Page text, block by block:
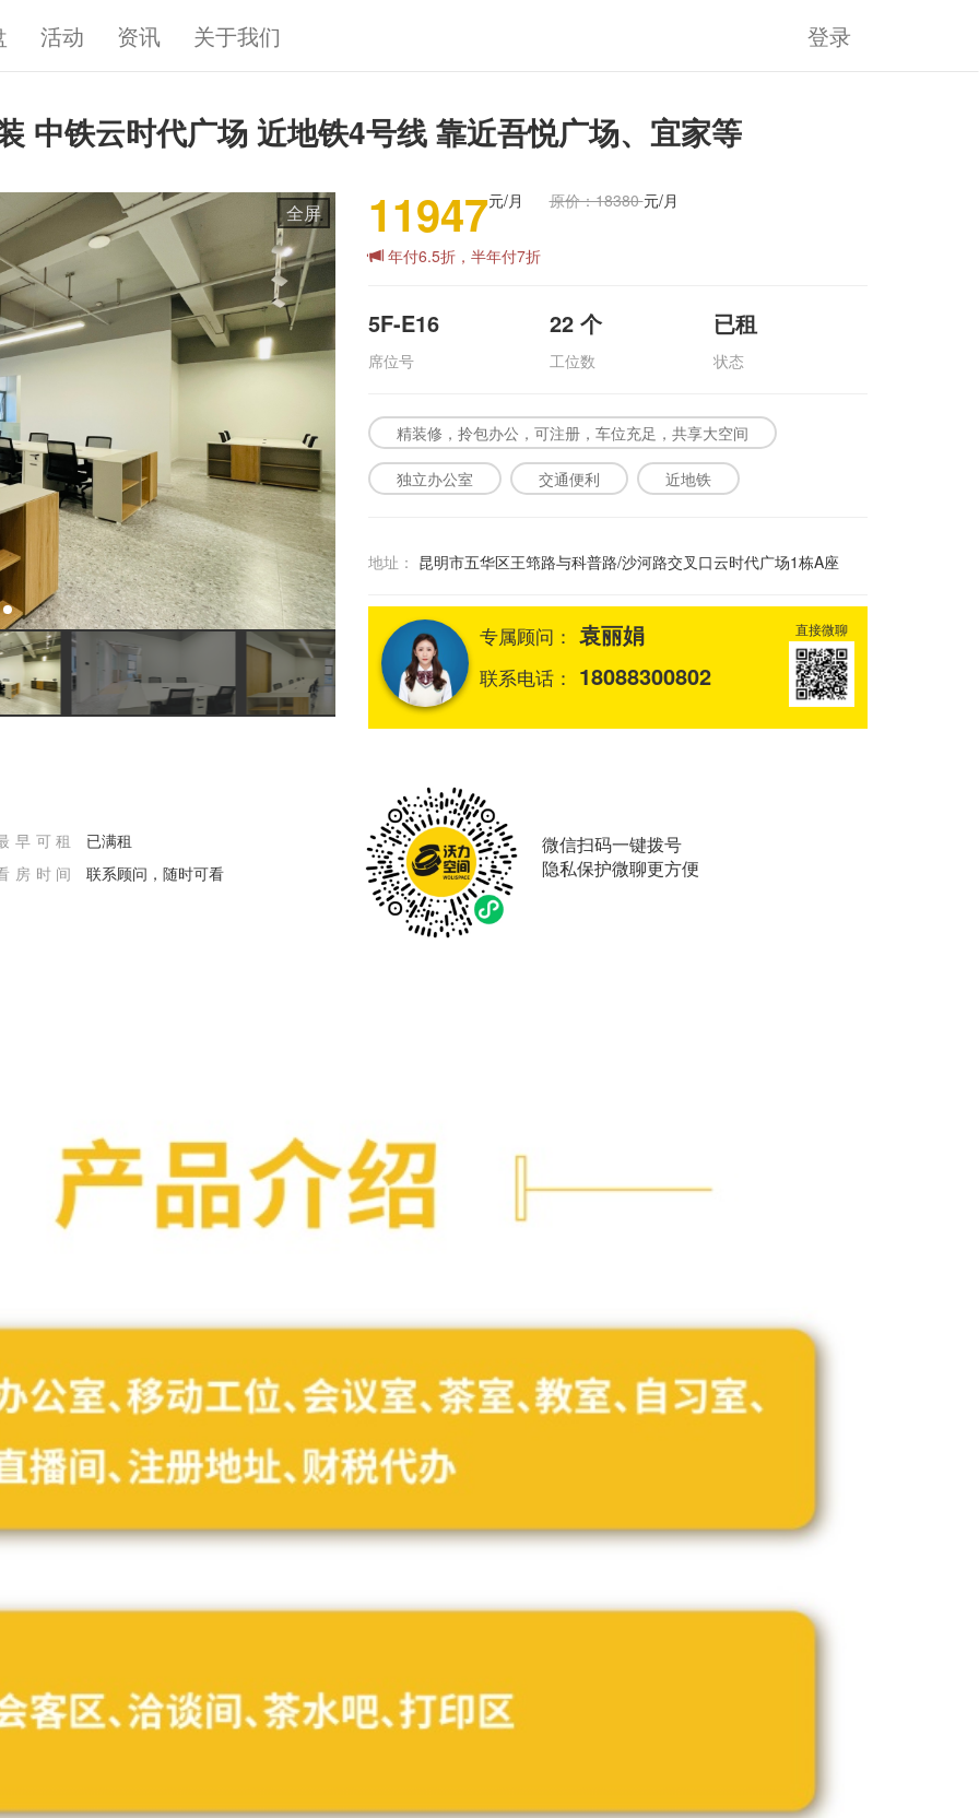
登录
活动 资讯 关于我们
中铁云时代广场 近地铁4号线 靠近吾悦广场、宜家等
全屏 11947元/月 原价：18380元/月
年付6.5折，半年付7折
5F-E16
席位号
22 个
工位数
已租
状态
精装修，拎包办公，可注册，车位充足，共享大空间
独立办公室 交通便利 近地铁
地址： 昆明市五华区王筇路与科普路/沙河路交叉口云时代广场1栋A座
专属顾问： 袁丽娟
联系电话： 18088300802
直接微聊
早可租
已满租
房时间
联系顾问，随时可看
微信扫码一键拨号
隐私保护微聊更方便